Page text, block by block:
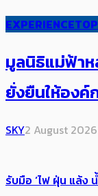
EXPERIENCE
มูลนิธิแม่ฟ้าห
ยั่งยืนให้องค์
SKY2 August 2026
รับมือ ‘ไฟ ฝุ่น แล้ง